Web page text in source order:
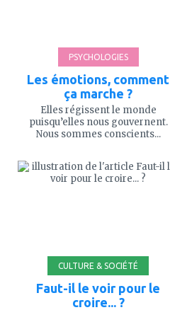
PSYCHOLOGIES
Les émotions, comment
ça marche ?
Elles régissent le monde
puisqu’elles nous gouvernent.
Nous sommes conscients...
à
mes
CULTURE & SOCIÉTÉ
Faut-il le voir pour le
croire... ?